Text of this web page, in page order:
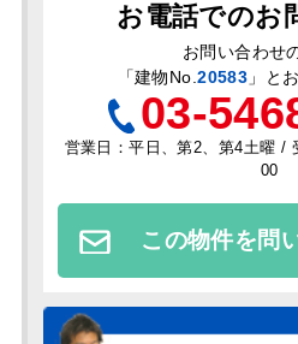
お電話でのお
お問い合わせ
「建物No.20583 」と
03-
営業日：平日、第2、第4土曜 /
00
この物件を問